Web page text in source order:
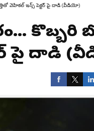
వెహికల్ ఇన్స్ పెక్టర్ పై దాడి (వీడియో)
కొబ్బరి
పై దాడి